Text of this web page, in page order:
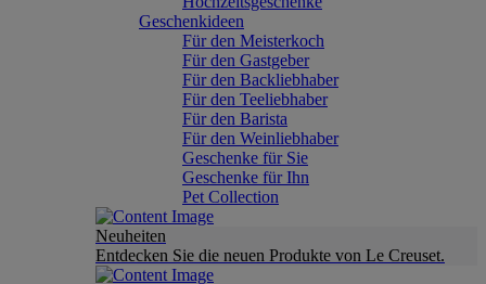
Geschenkideen
Für den Meisterkoch
Für den Gastgeber
Für den Backliebhaber
Für den Teeliebhaber
Für den Barista
Für den Weinliebhaber
Geschenke für Sie
Geschenke für Ihn
Pet Collection
Neuheiten
Entdecken Sie die neuen Produkte von Le Creuset.